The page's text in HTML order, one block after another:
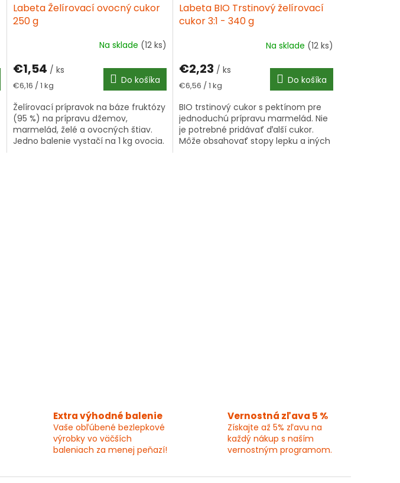
Labeta Želírovací ovocný cukor
250 g
Na sklade (12 ks)
€1,54 / ks
Jednotková
€6,16 / 1 kg Do košíka
Želírovací prípravok na báze fruktózy
(95 %) na prípravu džemov,
marmelád, želé a ovocných štiav.
Jedno balenie vystačí na 1 kg ovocia.
Labeta BIO Trstinový želírovací
cukor 3:1 - 340 g
Na sklade (12 ks)
€2,23 / ks
Jednotková
€6,56 / 1 kg Do košíka
BIO trstinový cukor s pektínom pre
jednoduchú prípravu marmelád. Nie
je potrebné pridávať ďalší cukor.
Môže obsahovať stopy lepku a iných
Extra výhodné balenie
Vaše obľúbené bezlepkové
výrobky vo väčších
baleniach za menej peňazí!
Vernostná zľava 5 %
Získajte až 5% zľavu na
každý nákup s naším
vernostným programom.